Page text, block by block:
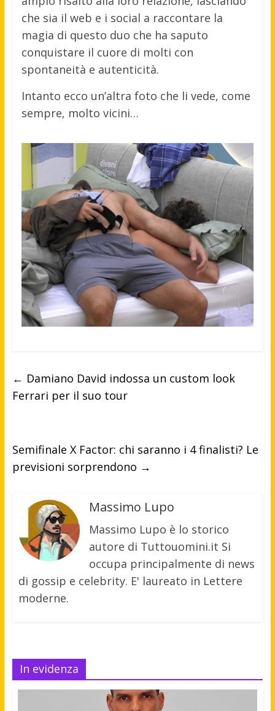
che sia il web e i social a raccontare la
magia di questo duo che ha saputo
conquistare il cuore di molti con
spontaneità e autenticità.
Intanto ecco un’altra foto che li vede, come
sempre, molto vicini…
← Damiano David indossa un custom look
Ferrari per il suo tour
Semifinale X Factor: chi saranno i 4 finalisti? Le
previsioni sorprendono →
Massimo Lupo
Massimo Lupo è lo storico
autore di Tuttouomini.it Si
occupa principalmente di news
di gossip e celebrity. E' laureato in Lettere
moderne.
In evidenza